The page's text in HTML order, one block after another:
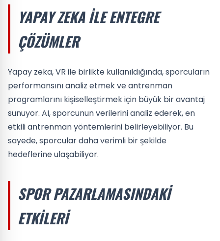
YAPAY ZEKA ILE ENTEGRE
ÇÖZÜMLER
Yapay zeka, VR ile birlikte kullanıldığında, sporcuların
performansını analiz etmek ve antrenman
programlarını kişiselleştirmek için büyük bir avantaj
sunuyor. AI, sporcunun verilerini analiz ederek, en
etkili antrenman yöntemlerini belirleyebiliyor. Bu
sayede, sporcular daha verimli bir şekilde
hedeflerine ulaşabiliyor.
SPOR PAZARLAMASINDAKI
ETKILERI